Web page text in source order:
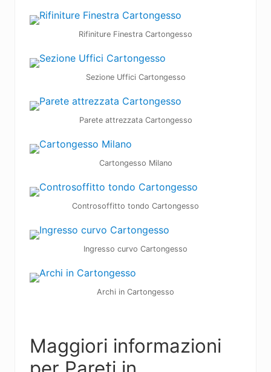
Rifiniture Finestra Cartongesso
Sezione Uffici Cartongesso
Parete attrezzata Cartongesso
Cartongesso Milano
Controsoffitto tondo Cartongesso
Ingresso curvo Cartongesso
Archi in Cartongesso
Maggiori informazioni